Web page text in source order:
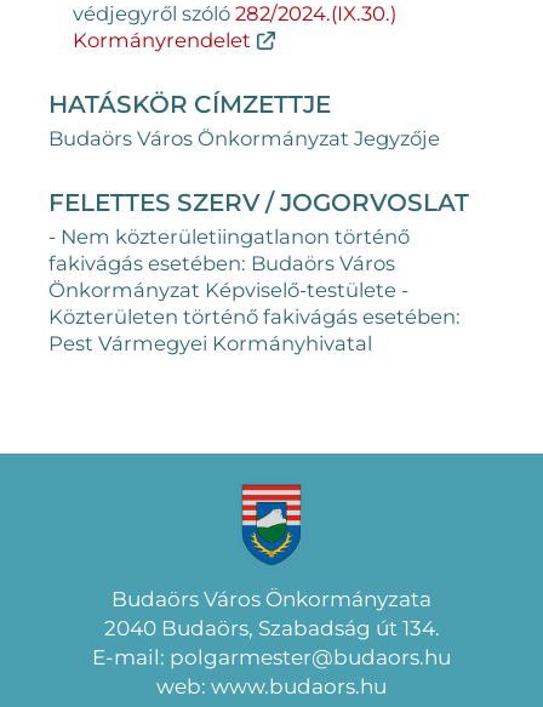
védjegyről szóló 282/2024.(IX.30.)
Kormányrendelet
HATÁSKÖR CÍMZETTJE
Budaörs Város Önkormányzat Jegyzője
FELETTES SZERV / JOGORVOSLAT
- Nem közterületiingatlanon történő
fakivágás esetében: Budaörs Város
Önkormányzat Képviselő-testülete -
Közterületen történő fakivágás esetében:
Pest Vármegyei Kormányhivatal
Budaörs Város Önkormányzata
2040 Budaörs, Szabadság út 134.
E-mail: polgarmester@budaors.hu
web: www.budaors.hu